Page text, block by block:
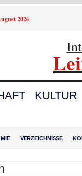
2026
KULTUR
VERZEICHNISSE